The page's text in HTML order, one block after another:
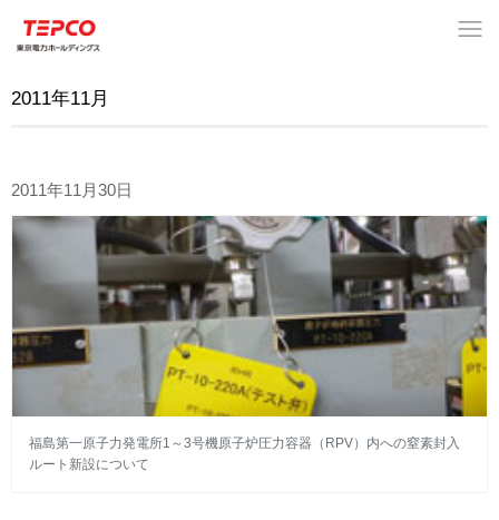
2011年11月
2011年11月30日
福島第一原子力発電所1～3号機原子炉圧力容器（RPV）内への窒素封入
ルート新設について